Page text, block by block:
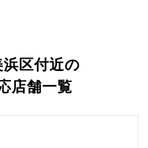
区付近の
店舗一覧